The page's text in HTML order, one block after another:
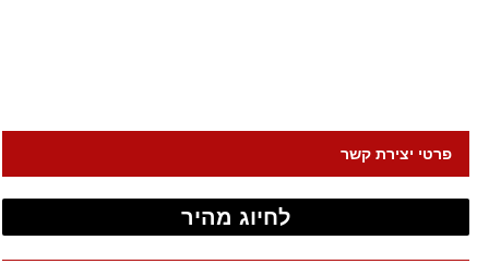
פרטי יצירת קשר
לחיוג מהיר